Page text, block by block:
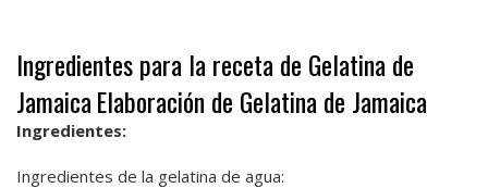
Ingredientes para la receta de Gelatina de
JamaicaElaboración de Gelatina de Jamaica
Ingredientes:
Ingredientes de la gelatina de agua: